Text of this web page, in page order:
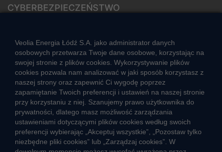
CYBERBEZPIECZEŃSTWO
CIEPŁO SYSTEMOWE
Zalety ciepła systemowego
Ciepło przez cały rok
Usługi okołociepłownicze
Informacje ciepła systemowego
Veolia Energia Łódź S.A. jako administrator danych
osobowych przetwarza Twoje dane osobowe, korzystając na
swojej stronie z plików cookies. Wykorzystywanie plików
cookies pozwala nam analizować w jaki sposób korzystasz z
naszej strony oraz zapewnić Ci wygodę poprzez
zapamiętanie Twoich preferencji i ustawień na naszej stronie
przy korzystaniu z niej. Szanujemy prawo użytkownika do
prywatności, dlatego masz możliwość zarządzania
ustawieniami dotyczącymi plików cookies według swoich
preferencji wybierając „Akceptuj wszystkie”, „Pozostaw tylko
niezbędne pliki cookies” lub „Zarządzaj cookies”. W